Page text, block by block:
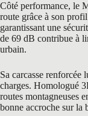
Côté performance, le
route grâce à son
garantissant une
de 69 dB contribue à
urbain.
Sa carcasse renforcée
charges. Homologué
routes montagneuses
bonne accroche sur la